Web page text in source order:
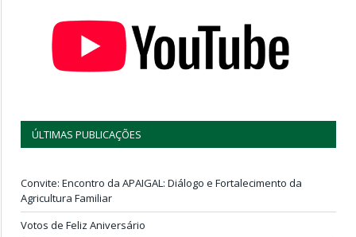
ÚLTIMAS PUBLICAÇÕES
Convite: Encontro da APAIGAL: Diálogo e Fortalecimento da
Agricultura Familiar
Votos de Feliz Aniversário